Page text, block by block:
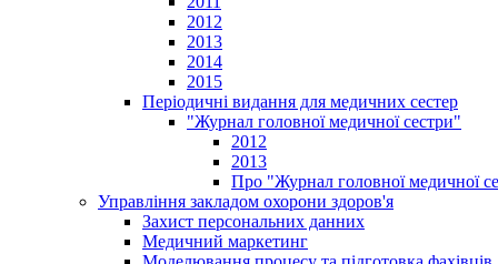
2012
2013
2014
2015
Періодичні видання для медичних сестер
"Журнал головної медичної сестри"
2012
2013
Про "Журнал головної медичної
Управління закладом охорони здоров'я
Захист персональних данних
Медичний маркетинг